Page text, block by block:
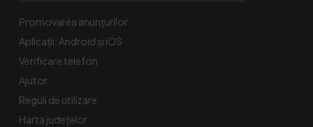
Promovarea anunțurilor
Aplicații: Android și iOS
Verificare telefon
Ajutor
Reguli de utilizare
Harta județelor